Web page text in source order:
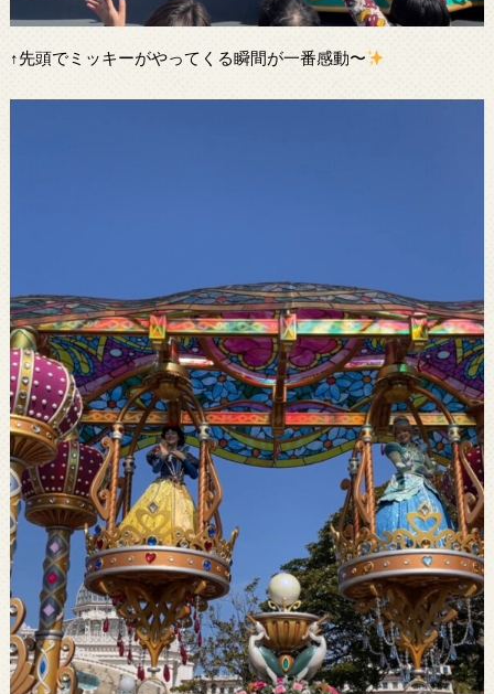
↑先頭でミッキーがやってくる瞬間が一番感動〜